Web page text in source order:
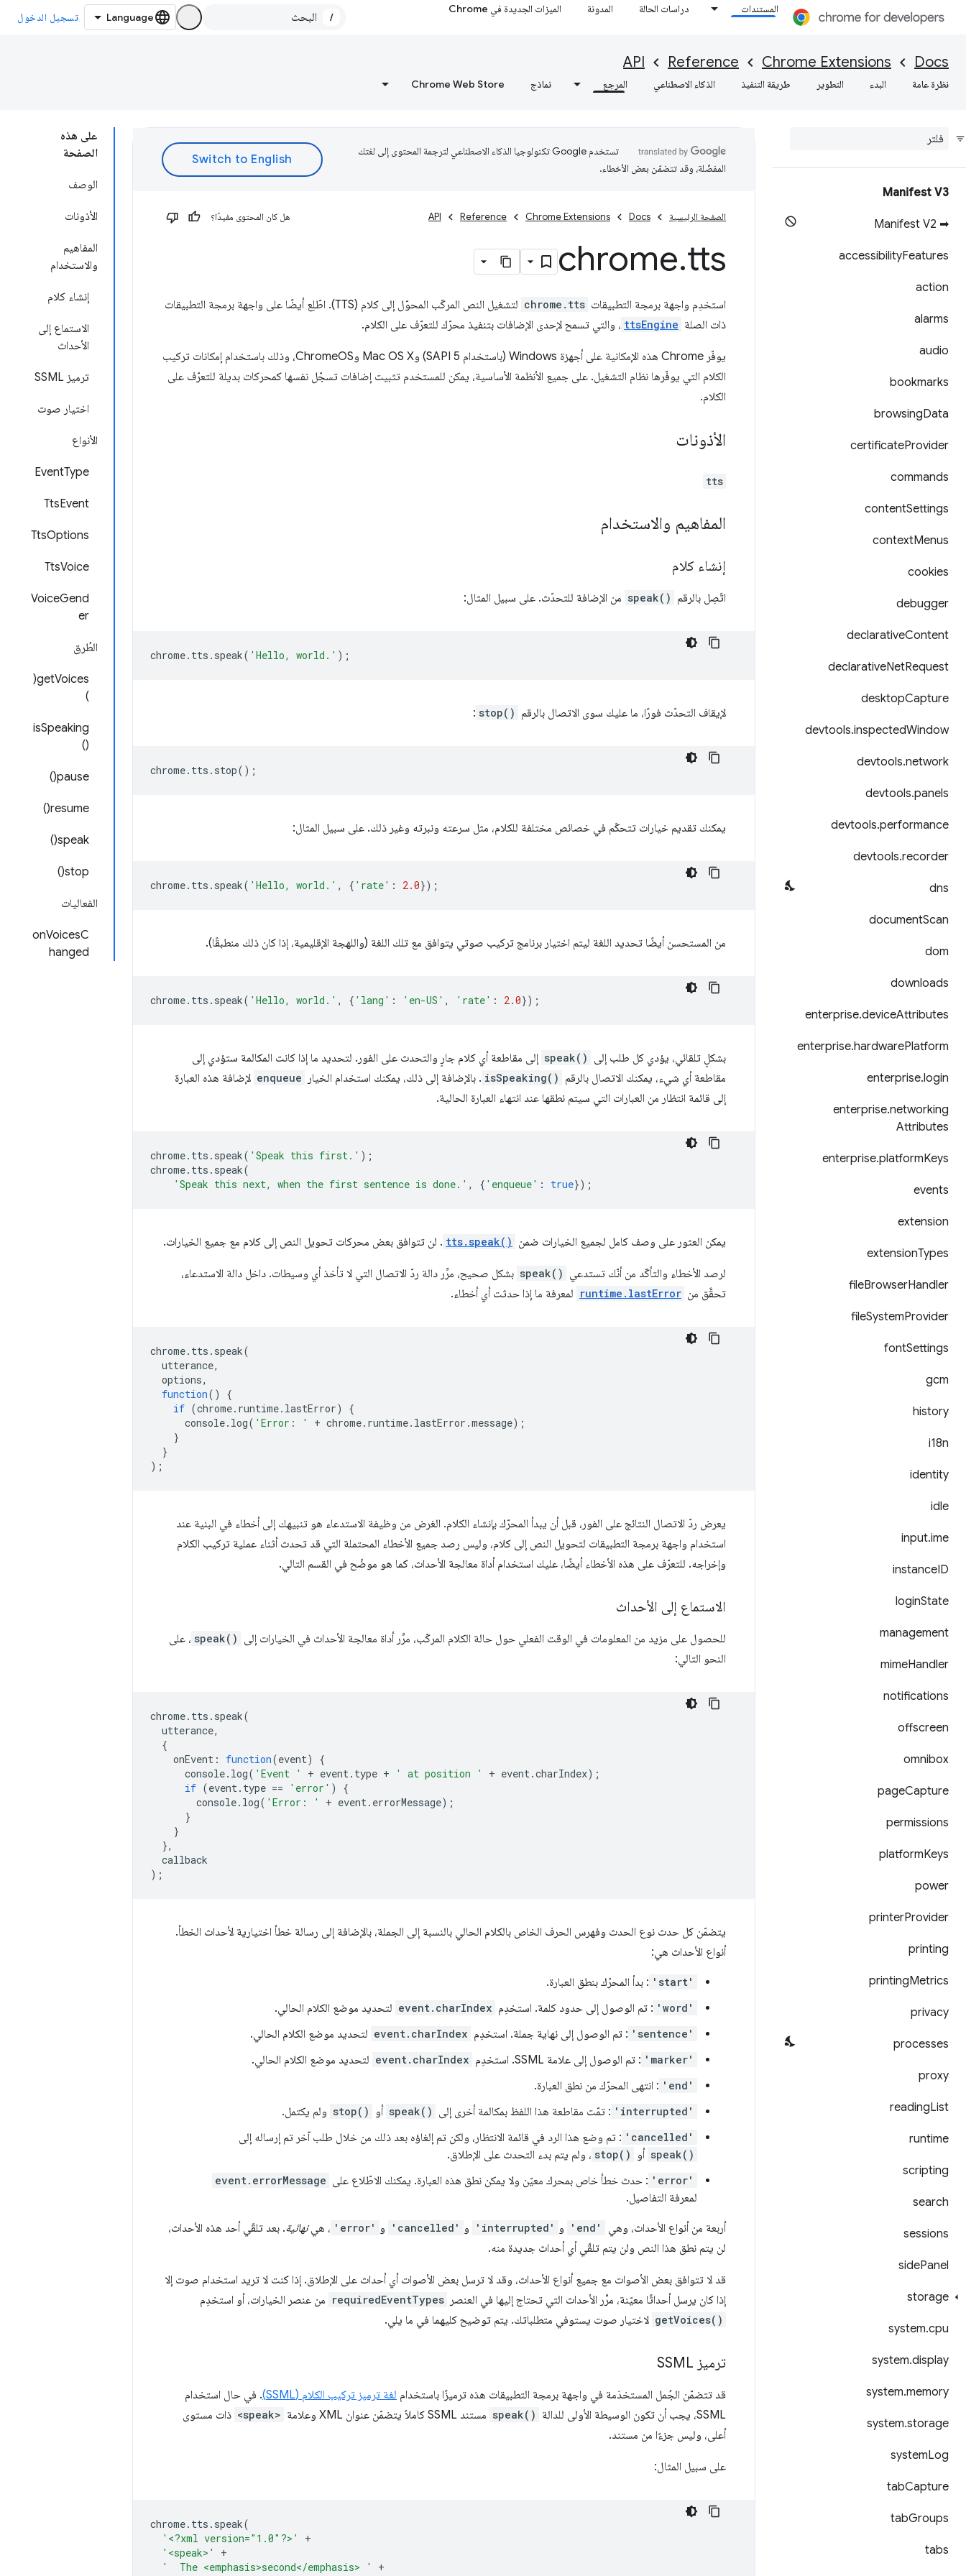
المستندات دراسات الحالة المدونة الميزات الجديدة في Chrome
/ تسجيل الدخول
Docs
Chrome Extensions
Reference
API
نظرة عامة البدء التطوير طريقة التنفيذ الذكاء الاصطناعي المرجع نماذج Chrome Web Store
Manifest V3
➡ Manifest V2
accessibilityFeatures
action
alarms
audio
bookmarks
browsingData
certificateProvider
commands
contentSettings
contextMenus
cookies
debugger
declarativeContent
declarativeNetRequest
desktopCapture
devtools.inspectedWindow
devtools.network
devtools.panels
devtools.performance
devtools.recorder
dns
documentScan
dom
downloads
enterprise.deviceAttributes
enterprise.hardwarePlatform
enterprise.login
enterprise.networking
Attributes
enterprise.platformKeys
events
extension
extensionTypes
fileBrowserHandler
fileSystemProvider
fontSettings
gcm
history
i18n
identity
idle
input.ime
instanceID
loginState
management
mimeHandler
notifications
offscreen
omnibox
pageCapture
permissions
platformKeys
power
printerProvider
printing
printingMetrics
privacy
processes
proxy
readingList
runtime
scripting
search
sessions
sidePanel
storage
system.cpu
system.display
system.memory
system.storage
systemLog
tabCapture
tabGroups
tabs
على هذه
الصفحة
الوصف
الأذونات
المفاهيم
والاستخدام
إنشاء كلام
الاستماع إلى
الأحداث
ترميز SSML
اختيار صوت
الأنواع
EventType
TtsEvent
TtsOptions
TtsVoice
VoiceGend
er
الطُرق
getVoices(
)
isSpeaking
()
pause()
resume()
speak()
stop()
الفعاليات
onVoicesC
hanged
تستخدم Google تكنولوجيا الذكاء الاصطناعي لترجمة المحتوى إلى لغتك
المفضّلة، وقد تتضمّن بعض الأخطاء.
الصفحة الرئيسية Docs
Chrome Extensions
Reference
API هل كان المحتوى مفيدًا؟
chrome.tts
استخدِم واجهة برمجة التطبيقات chrome.tts
لتشغيل النص المركّب المحوّل إلى كلام (TTS). اطّلِع أيضًا على واجهة برمجة التطبيقات
ذات الصلة ttsEngine ، والتي تسمح لإحدى الإضافات بتنفيذ محرّك للتعرّف على الكلام.
يوفّر Chrome هذه الإمكانية على أجهزة Windows (باستخدام SAPI 5) وMac OS X وChromeOS، وذلك باستخدام إمكانات تركيب
الكلام التي يوفّرها نظام التشغيل. على جميع الأنظمة الأساسية، يمكن للمستخدم تثبيت إضافات تسجّل نفسها كمحركات بديلة للتعرّف على
الكلام.
الأذونات
tts
المفاهيم والاستخدام
إنشاء كلام
اتّصِل بالرقم speak() من الإضافة للتحدّث. على سبيل المثال:
chrome. tts . speak( 'Hello, world.' );
لإيقاف التحدّث فورًا، ما عليك سوى الاتصال بالرقم stop()
:
chrome. tts . stop();
يمكنك تقديم خيارات تتحكّم في خصائص مختلفة للكلام، مثل سرعته ونبرته وغير ذلك. على سبيل المثال:
chrome. tts . speak( 'Hello, world.' , { 'rate' : 2.0});
من المستحسن أيضًا تحديد اللغة ليتم اختيار برنامج تركيب صوتي يتوافق مع تلك اللغة (واللهجة الإقليمية، إذا كان ذلك منطبقًا).
chrome. tts . speak( 'Hello, world.' , { 'lang' : 'en-US' , 'rate' : 2.0});
بشكلٍ تلقائي، يؤدي كل طلب إلى speak() إلى مقاطعة أي كلام جارٍ والتحدث على الفور. لتحديد ما إذا كانت المكالمة ستؤدي إلى
مقاطعة أي شيء، يمكنك الاتصال بالرقم isSpeaking() . بالإضافة إلى ذلك، يمكنك استخدام الخيار enqueue لإضافة هذه العبارة
إلى قائمة انتظار من العبارات التي سيتم نطقها عند انتهاء العبارة الحالية.
chrome. tts . speak( 'Speak this first.' );
chrome. tts . speak(
'Speak this next, when the first sentence is done.' , { 'enqueue' : true});
يمكن العثور على وصف كامل لجميع الخيارات ضمن tts.speak() . لن تتوافق بعض محركات تحويل النص إلى كلام مع جميع الخيارات.
لرصد الأخطاء والتأكّد من أنّك تستدعي speak() بشكل صحيح، مرِّر دالة ردّ الاتصال التي لا تأخذ أي وسيطات. داخل دالة الاستدعاء،
تحقَّق من runtime.lastError لمعرفة ما إذا حدثت أي أخطاء.
chrome. tts . speak(
utterance,
options,
function()
{
if (chrome. runtime. lastError)
{
console. log( 'Error: ' + chrome. runtime. lastError .message);
}
}
);
يعرض ردّ الاتصال النتائج على الفور، قبل أن يبدأ المحرّك بإنشاء الكلام. الغرض من وظيفة الاستدعاء هو تنبيهك إلى أخطاء في البنية عند
استخدام واجهة برمجة التطبيقات لتحويل النص إلى كلام، وليس رصد جميع الأخطاء المحتملة التي قد تحدث أثناء عملية تركيب الكلام
وإخراجه. للتعرّف على هذه الأخطاء أيضًا، عليك استخدام أداة معالجة الأحداث، كما هو موضّح في القسم التالي.
الاستماع إلى الأحداث
للحصول على مزيد من المعلومات في الوقت الفعلي حول حالة الكلام المركّب، مرِّر أداة معالجة الأحداث في الخيارات إلى speak() ، على
النحو التالي:
chrome. tts . speak(
utterance,
{
onEvent : function(event)
{
console. log( 'Event ' + event. type + ' at position ' + event.charIndex);
if (event. type == 'error' )
{
console. log( 'Error: ' + event. errorMessage);
}
}
},
callback
);
يتضمّن كل حدث نوع الحدث وفهرس الحرف الخاص بالكلام الحالي بالنسبة إلى الجملة، بالإضافة إلى رسالة خطأ اختيارية لأحداث الخطأ.
أنواع الأحداث هي:
'start' : بدأ المحرّك بنطق العبارة.
'word' : تم الوصول إلى حدود كلمة. استخدِم event.charIndex لتحديد موضع الكلام الحالي.
'sentence' : تم الوصول إلى نهاية جملة. استخدِم event.charIndex لتحديد موضع الكلام الحالي.
'marker' : تم الوصول إلى علامة SSML. استخدِم event.charIndex لتحديد موضع الكلام الحالي.
'end' : انتهى المحرّك من نطق العبارة.
'interrupted' : تمّت مقاطعة هذا اللفظ بمكالمة أخرى إلى speak() أو stop() ولم يكتمل.
'cancelled' : تم وضع هذا الرد في قائمة الانتظار، ولكن تم إلغاؤه بعد ذلك من خلال طلب آخر تم إرساله إلى
speak() أو stop() ، ولم يتم بدء التحدث على الإطلاق.
'error' : حدث خطأ خاص بمحرك معيّن ولا يمكن نطق هذه العبارة. يمكنك الاطّلاع على event.errorMessage
لمعرفة التفاصيل.
أربعة من أنواع الأحداث، وهي 'end' و 'interrupted' و 'cancelled' و 'error' ، هينهائية. بعد تلقّي أحد هذه الأحداث،
لن يتم نطق هذا النص ولن يتم تلقّي أي أحداث جديدة منه.
قد لا تتوافق بعض الأصوات مع جميع أنواع الأحداث، وقد لا ترسل بعض الأصوات أي أحداث على الإطلاق. إذا كنت لا تريد استخدام صوت إلا
إذا كان يرسل أحداثًا معيّنة، مرِّر الأحداث التي تحتاج إليها في العنصر requiredEventTypes من عنصر الخيارات، أو استخدِم
getVoices() لاختيار صوت يستوفي متطلباتك. يتم توضيح كليهما في ما يلي.
ترميز SSML
قد تتضمّن الجُمل المستخدَمة في واجهة برمجة التطبيقات هذه ترميزًا باستخدام لغة ترميز تركيب الكلام (SSML)
. في حال استخدام
SSML، يجب أن تكون الوسيطة الأولى للدالة
speak() مستند SSML كاملاً يتضمّن عنوان XML وعلامة <speak> ذات مستوى
أعلى، وليس جزءًا من مستند.
على سبيل المثال:
chrome. tts . speak(
'<?xml version="1.0"?>'
+
'<speak>'
+
'  The <emphasis>second</emphasis> '
+